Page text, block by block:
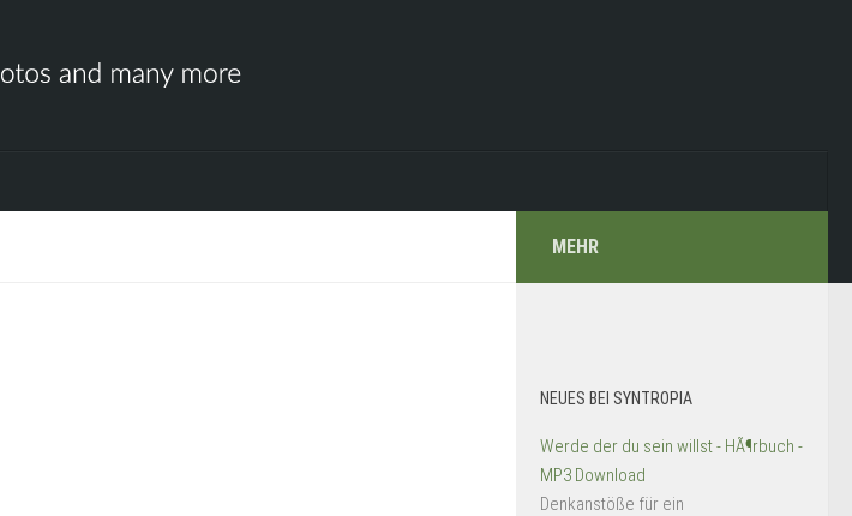
MEHR
NEUES BEI SYNTROPIA
Werde der du sein willst - HÃ¶rbuch -
MP3 Download
Denkanstöße für ein